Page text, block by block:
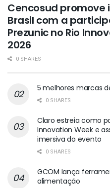
Cencosud promove
Brasil com a
Prezunic no Rio
2026
0 SHARES
5 melhores marcas
0 SHARES
Claro estreia como
Innovation Week e
imersiva do evento
0 SHARES
GCOM lança
alimentação